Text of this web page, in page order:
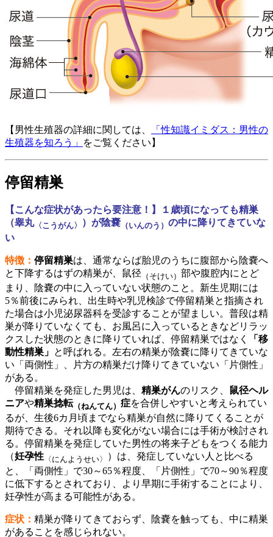
【男性生殖器の詳細に関しては、
「性知識イミダス：男性の
生殖器を知ろう」
をご覧ください】
停留精巣
【こんな症状があったら要注意！】１歳頃になっても精巣
（睾丸〈こうがん〉 ）が陰嚢 （いんのう） の中に降りてきていな
い
特徴： 停留精巣は、通常ならば胎児のうちに腹部から陰嚢へ
と下降するはずの精巣が、鼠径 （そけい） 部や腹腔内にとど
まり、陰嚢の中に入っていない状態のこと。新生児期には
5％前後にみられ、出生時や乳児検診で停留精巣と指摘され
た場合は小児泌尿器科を受診することが望ましい。普段は精
巣が降りていなくても、お風呂に入っているときなどリラッ
クスした状態のときに降りていれば、停留精巣ではなく
「移
動性精巣」 と呼ばれる。左右の精巣が陰嚢に降りてきていな
い「両側性」、片方の精巣だけ降りてきていない「片側性」
がある。
停留精巣を発症した男児は、 精巣がんのリスク、 鼠径ヘル
ニアや精巣捻転 （ねんてん） 症を合併しやすいと考えられてい
るが、生後6カ月頃までなら精巣が自然に降りてくることが
期待できる。それ以降も変化がない場合には手術が検討され
る。停留精巣を発症していた男性の将来子どもをつくる能力
（妊孕性〈にんようせい〉
）は、発症していない人と比べる
と、「両側性」で30～65％程度、「片側性」で70～90％程度
に低下するとされており、より早期に手術することにより、
妊孕性が高まる可能性がある。
症状： 精巣が降りてきておらず、陰嚢を触っても、中に精巣
があることを感じられない。